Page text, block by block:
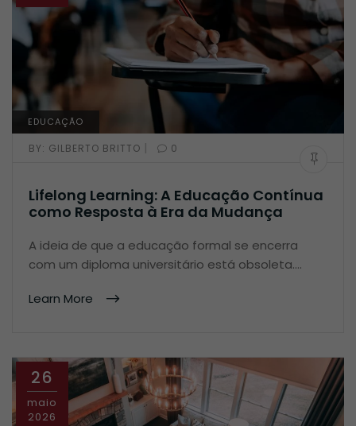
EDUCAÇÃO
BY: GILBERTO BRITTO | 0
Lifelong Learning: A Educação Contínua
como Resposta à Era da Mudança
A ideia de que a educação formal se encerra
com um diploma universitário está obsoleta.…
Learn More
26
maio
2026